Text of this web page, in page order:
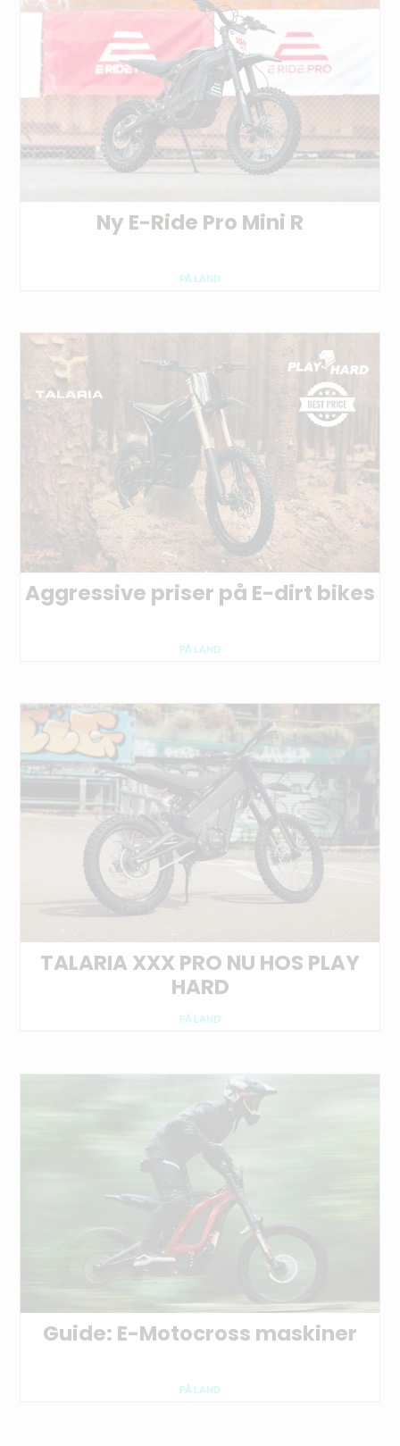
Ny E-Ride Pro Mini R
PÅ LAND
Aggressive priser på E-dirt bikes
PÅ LAND
TALARIA XXX PRO NU HOS PLAY
HARD
PÅ LAND
Guide: E-Motocross maskiner
PÅ LAND